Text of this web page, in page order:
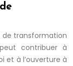
de transformation
contribuer à
et à l’ouverture à